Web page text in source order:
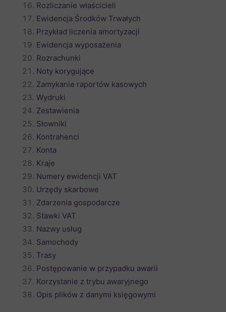
Rozliczanie właścicieli
Ewidencja Środków Trwałych
Przykład liczenia amortyzacji
Ewidencja wyposażenia
Rozrachunki
Noty korygujące
Zamykanie raportów kasowych
Wydruki
Zestawienia
Słowniki
Kontrahenci
Konta
Kraje
Numery ewidencji VAT
Urzędy skarbowe
Zdarzenia gospodarcze
Stawki VAT
Nazwy usług
Samochody
Trasy
Postępowanie w przypadku awarii
Korzystanie z trybu awaryjnego
Opis plików z danymi księgowymi